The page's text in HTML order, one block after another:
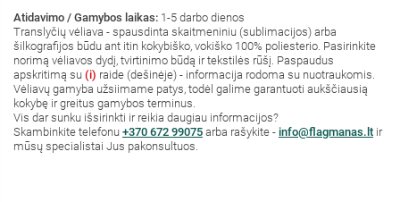
Atidavimo / Gamybos laikas: 1-5 darbo dienos
Translyčių vėliava - spausdinta skaitmeniniu (sublimacijos) arba
šilkografijos būdu ant itin kokybiško, vokiško 100% poliesterio. Pasirinkite
norimą vėliavos dydį, tvirtinimo būdą ir tekstilės rūšį. Paspaudus
apskritimą su (i) raide (dešinėje) - informacija rodoma su nuotraukomis.
Vėliavų gamyba užsiimame patys, todėl galime garantuoti aukščiausią
kokybę ir greitus gamybos terminus.
Vis dar sunku išsirinkti ir reikia daugiau informacijos?
Skambinkite telefonu +370 672 99075 arba rašykite - info@flagmanas.lt ir
mūsų specialistai Jus pakonsultuos.